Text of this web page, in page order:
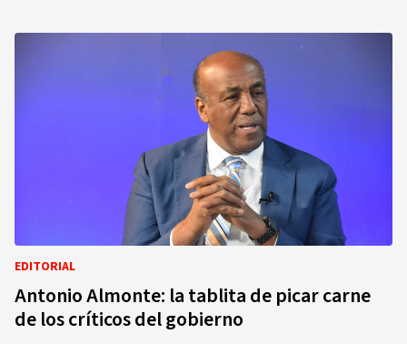
EDITORIAL
Antonio Almonte: la tablita de picar carne
de los críticos del gobierno